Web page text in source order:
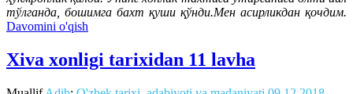
тўлганда, бошимга бахт қуши қўнди.Мен асирликдан қочдим.
Davomini o'qish
Xiva xonligi tarixidan 11 lavha